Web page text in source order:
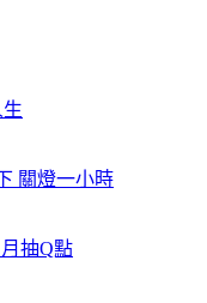
關燈一小時
抽Q點